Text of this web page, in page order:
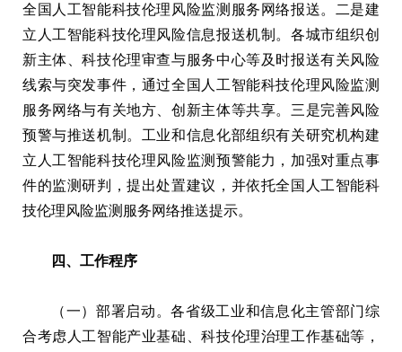
全国人工智能科技伦理风险监测服务网络报送。二是建
立人工智能科技伦理风险信息报送机制。各城市组织创
新主体、科技伦理审查与服务中心等及时报送有关风险
线索与突发事件，通过全国人工智能科技伦理风险监测
服务网络与有关地方、创新主体等共享。三是完善风险
预警与推送机制。工业和信息化部组织有关研究机构建
立人工智能科技伦理风险监测预警能力，加强对重点事
件的监测研判，提出处置建议，并依托全国人工智能科
技伦理风险监测服务网络推送提示。
四、工作程序
（一）部署启动。各省级工业和信息化主管部门综
合考虑人工智能产业基础、科技伦理治理工作基础等，